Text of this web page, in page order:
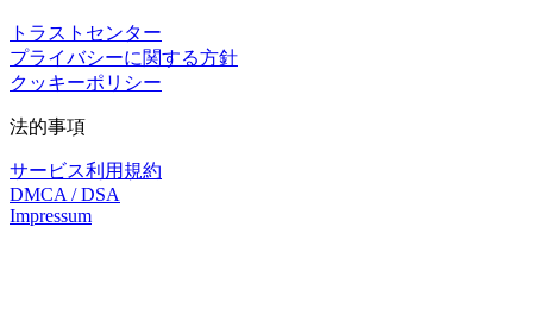
トラストセンター
プライバシーに関する方針
クッキーポリシー
法的事項
サービス利用規約
DMCA / DSA
Impressum